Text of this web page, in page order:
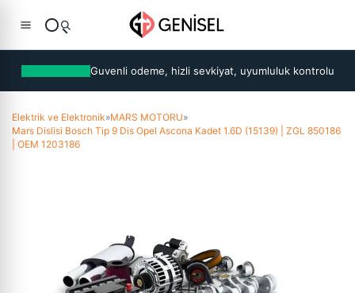
Guvenli odeme, hizli sevkiyat, uyumluluk kontrolu
Elektrik ve Elektronik»MARS MOTORU»
Mars Dislisi Bosch Tip 9 Dis Opel Ascona Kadet 1.6D (15139) | ZGL 850186
| OEM 1203186